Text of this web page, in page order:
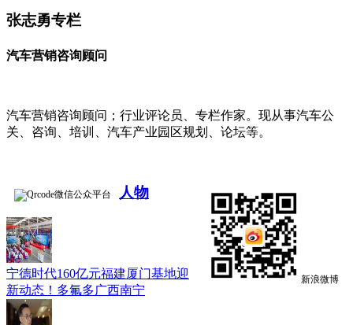
张志勇专栏
汽车营销咨询顾问
汽车营销咨询顾问；行业评论员、专栏作家。现从事汽车公
关、咨询、培训、汽车产业园区规划、论坛等。
微信公众平台
新浪微博
人物
宁德时代160亿元福建厦门基地迎
新动态！多氟多广西南宁